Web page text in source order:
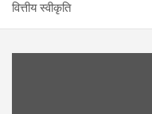
वित्तीय स्वीकृति